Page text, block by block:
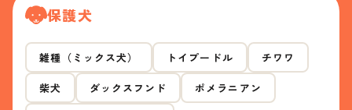
保護犬
雑種（ミックス犬） トイプードル チワワ
柴犬 ダックスフンド ポメラニアン